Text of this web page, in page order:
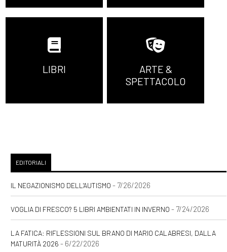
LIBRI
ARTE &
SPETTACOLO
EDITORIALI
IL NEGAZIONISMO DELL'AUTISMO - 7/26/2026
VOGLIA DI FRESCO? 5 LIBRI AMBIENTATI IN INVERNO - 7/24/2026
LA FATICA: RIFLESSIONI SUL BRANO DI MARIO CALABRESI, DALLA
MATURITÀ 2026 - 6/22/2026